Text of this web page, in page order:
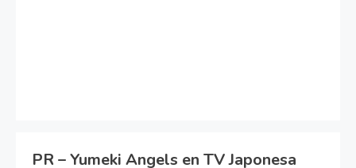
PR – Yumeki Angels en TV Japonesa